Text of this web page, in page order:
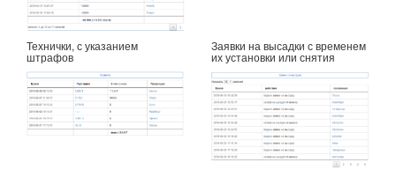
Технички, с указанием
штрафов
Заявки на высадки с временем
их установки или снятия